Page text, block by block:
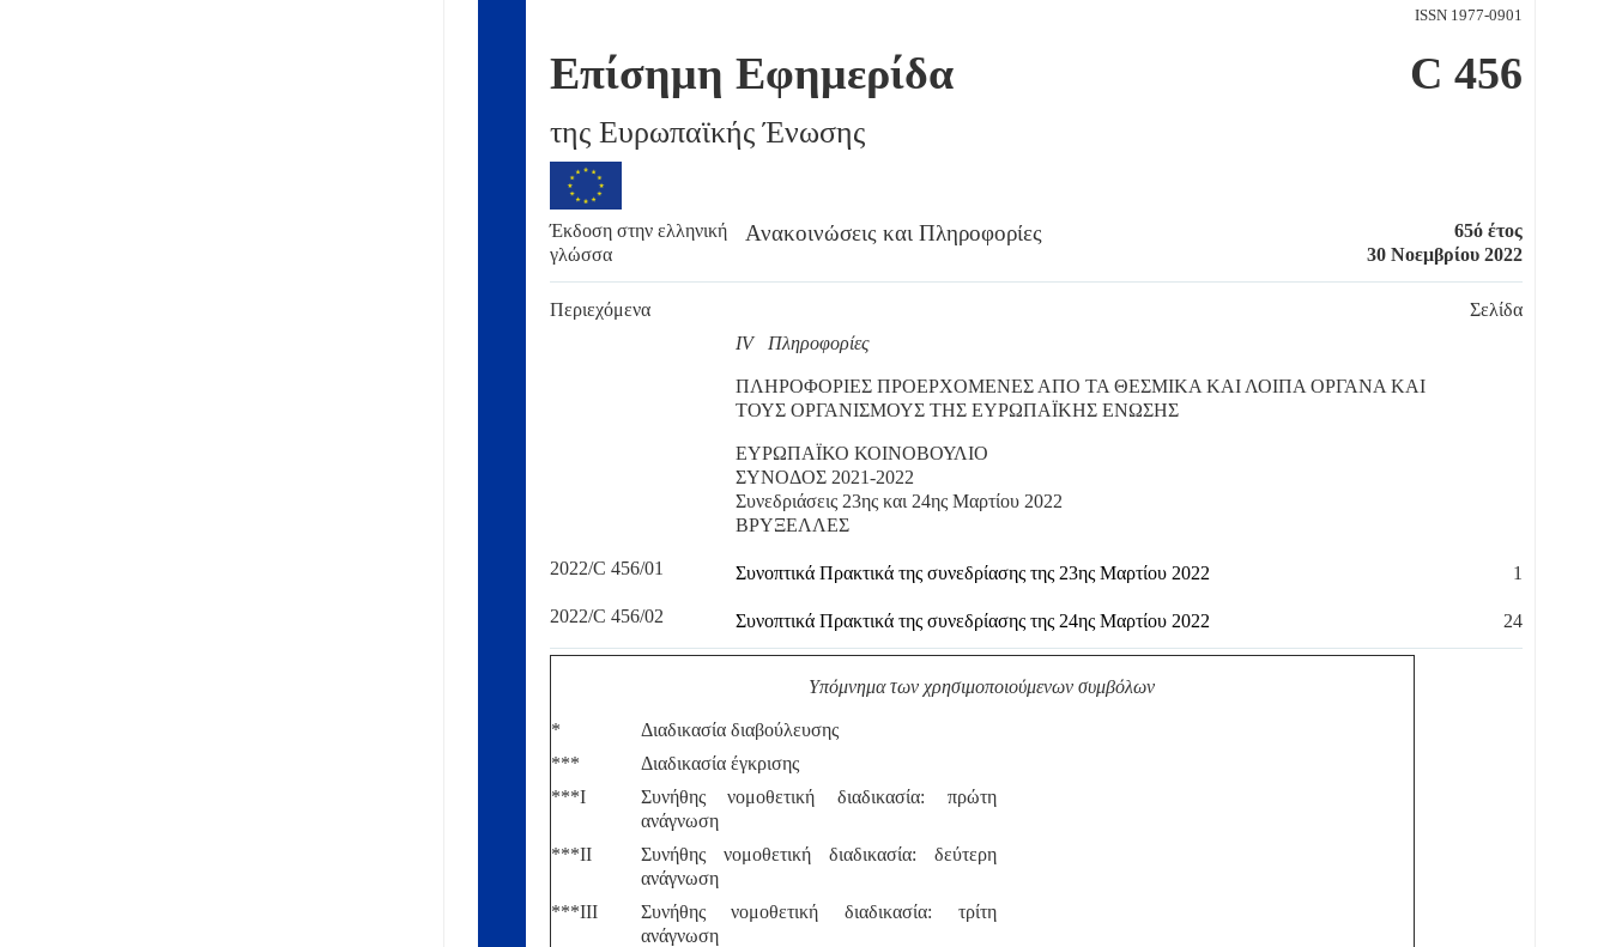
ISSN 1977-0901
Επίσημη Εφημερίδα
της Ευρωπαϊκής Ένωσης
C 456
Έκδοση στην ελληνική
γλώσσα
Ανακοινώσεις και Πληροφορίες
65ό έτος
30 Νοεμβρίου 2022
Περιεχόμενα
Σελίδα
IV Πληροφορίες
ΠΛΗΡΟΦΟΡΙΕΣ ΠΡΟΕΡΧΟΜΕΝΕΣ ΑΠΟ ΤΑ ΘΕΣΜΙΚΑ ΚΑΙ ΛΟΙΠΑ ΟΡΓΑΝΑ ΚΑΙ
ΤΟΥΣ ΟΡΓΑΝΙΣΜΟΥΣ ΤΗΣ ΕΥΡΩΠΑΪΚΗΣ ΕΝΩΣΗΣ
ΕΥΡΩΠΑΪΚΟ ΚΟΙΝΟΒΟΥΛΙΟ
ΣΥΝΟΔΟΣ 2021-2022
Συνεδριάσεις 23ης και 24ης Μαρτίου 2022
ΒΡΥΞΕΛΛΕΣ
2022/C 456/01 Συνοπτικά Πρακτικά της συνεδρίασης της 23ης Μαρτίου 2022 1
2022/C 456/02 Συνοπτικά Πρακτικά της συνεδρίασης της 24ης Μαρτίου 2022 24
Υπόμνημα των χρησιμοποιούμενων συμβόλων
*
Διαδικασία διαβούλευσης
***
Διαδικασία έγκρισης
***I
Συνήθης νομοθετική διαδικασία: πρώτη
ανάγνωση
***II
Συνήθης νομοθετική διαδικασία: δεύτερη
ανάγνωση
***III
Συνήθης νομοθετική διαδικασία: τρίτη
ανάγνωση